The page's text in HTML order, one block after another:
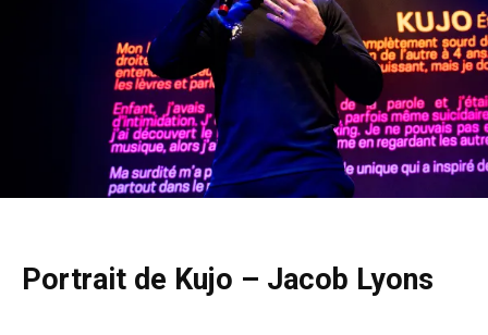
Portrait de Kujo – Jacob Lyons